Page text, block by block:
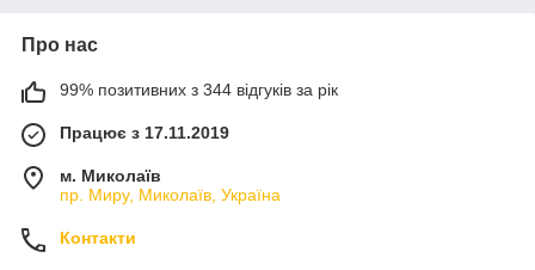
Про нас
99% позитивних з 344 відгуків за рік
Працює з 17.11.2019
м. Миколаїв
пр. Миру, Миколаїв, Україна
Контакти